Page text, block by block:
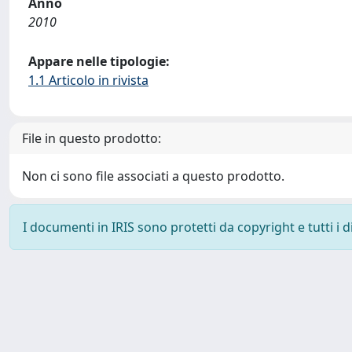
2010
Appare nelle tipologie:
1.1 Articolo in rivista
File in questo prodotto:
Non ci sono file associati a questo prodotto.
I documenti in IRIS sono protetti da copyright e tutti i